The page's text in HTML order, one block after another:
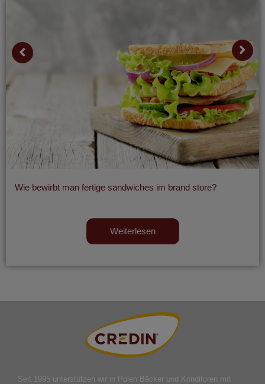
Wie bewirbt man fertige sandwiches im brand store?
Weiterlesen
Seit 1995 unterstützen wir in Polen Bäcker und Konditoren mit